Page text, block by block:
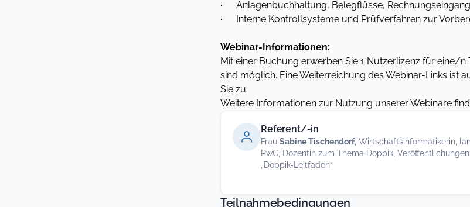
· Anlagenbuchhaltung, Belegflüsse,
· Interne Kontrollsysteme und Prüfverfahren zur
Webinar-Informationen:
Mit einer Buchung erwerben Sie 1 Nutzerlizenz für eine/
sind möglich. Eine Weiterreichung des Webinar-Links ist
Sie zu.
Weitere Informationen zur Nutzung unserer Webinare
Referent/-in
Frau Sabine Tischendorf, Wirtschaftsinformatikerin,
PwC, Dozentin zum Thema Doppik,
„Doppik-Leitfaden“
Teilnahmebedingungen